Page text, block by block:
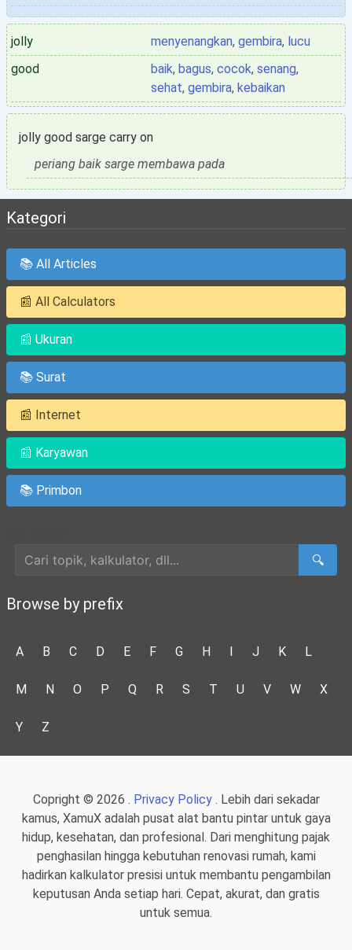
jolly menyenangkan, gembira, lucu
good
baik, bagus, cocok, senang,
sehat, gembira, kebaikan
jolly good sarge carry on
periang baik sarge membawa pada
Kategori
📚 All Articles
📰 All Calculators
📰 Ukuran
📚 Surat
📰 Internet
📰 Karyawan
📚 Primbon
🔍
Browse by prefix
A B C D E F G H I J K L
M N O P Q R S T U V W X
Y Z
Copright © 2026 . Privacy Policy. Lebih dari sekadar
kamus, XamuX adalah pusat alat bantu pintar untuk gaya
hidup, kesehatan, dan profesional. Dari menghitung pajak
penghasilan hingga kebutuhan renovasi rumah, kami
hadirkan kalkulator presisi untuk membantu pengambilan
keputusan Anda setiap hari. Cepat, akurat, dan gratis
untuk semua.